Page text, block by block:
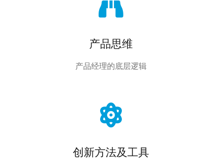
产品思维
产品经理的底层逻辑
创新方法及工具